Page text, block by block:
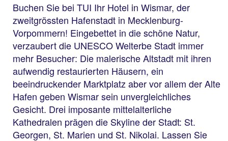
Buchen Sie bei TUI Ihr Hotel in Wismar, der
zweitgrössten Hafenstadt in Mecklenburg-
Vorpommern! Eingebettet in die schöne Natur,
verzaubert die UNESCO Welterbe Stadt immer
mehr Besucher: Die malerische Altstadt mit ihren
aufwendig restaurierten Häusern, ein
beeindruckender Marktplatz aber vor allem der Alte
Hafen geben Wismar sein unvergleichliches
Gesicht. Drei imposante mittelalterliche
Kathedralen prägen die Skyline der Stadt: St.
Georgen, St. Marien und St. Nikolai. Lassen Sie